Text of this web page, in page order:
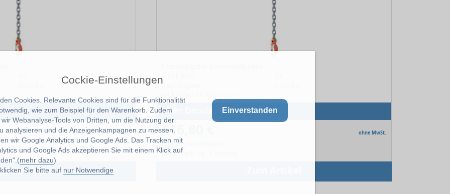
Cockie-Einstellungen
Cookies. Relevante Cookies sind für die Funktionalität
wie zum Beispiel für den Warenkorb. Zudem
Webanalyse-Tools von Dritten, um die Nutzung der
analysieren und die Anzeigenkampagnen zu messen.
wir Google Analytics und Google Ads. Das Tracken mit
und Google Ads akzeptieren Sie mit einem Klick auf
mehr dazu)
Sie bitte auf nur Notwendige
Einverstanden
ohne MwSt.
Artikel
Güteklasse:
Tragfähigkeit:
Mehr Details
116,80 € ohne MwSt.
zzgl. Versandkosten
Lieferzeit: ca. 1 Woche